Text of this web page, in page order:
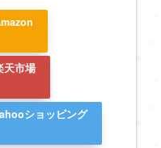
天市場
ショッピング